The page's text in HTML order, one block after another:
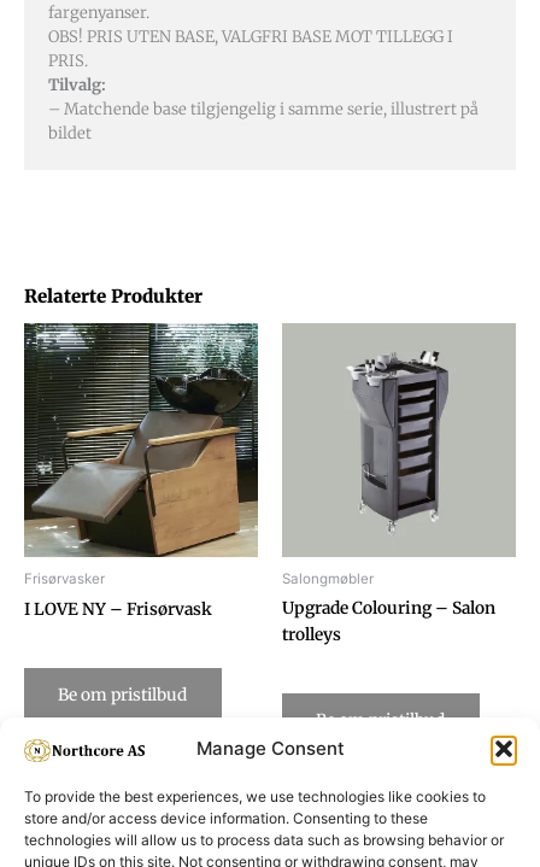
Manage Consent
To provide the best experiences, we use technologies like cookies to
store and/or access device information. Consenting to these
technologies will allow us to process data such as browsing behavior or
unique IDs on this site. Not consenting or withdrawing consent, may
Relaterte Produkter
Frisørvasker
I LOVE NY – Frisørvask
Be om pristilbud
Salongmøbler
Upgrade Colouring – Salon
trolleys
Be om pristilbud
fargenyanser.
OBS! PRIS UTEN BASE, VALGFRI BASE MOT TILLEGG I
PRIS.
Tilvalg:
– Matchende base tilgjengelig i samme serie, illustrert på
bildet